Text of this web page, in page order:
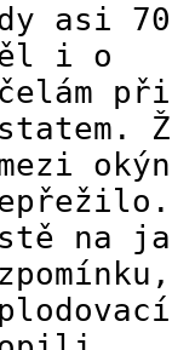
asi
i o
na